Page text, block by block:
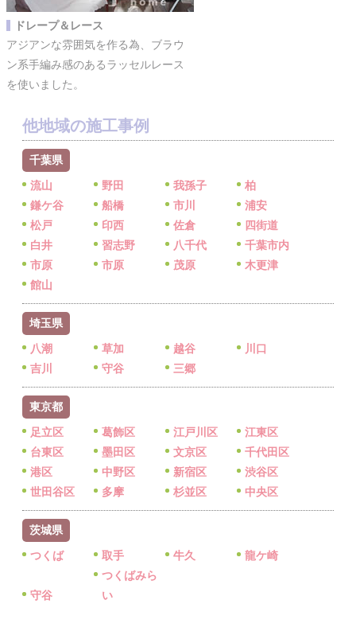
ドレープ＆レース
アジアンな雰囲気を作る為、ブラウ
ン系手編み感のあるラッセルレース
を使いました。
他地域の施工事例
千葉県
流山
野田 我孫子
柏
鎌ケ谷
船橋 市川
浦安
松戸
印西 佐倉
四街道
白井
習志野 八千代
千葉市内
市原
市原 茂原
木更津
館山
埼玉県
八潮
草加 越谷
川口
吉川
守谷 三郷
東京都
足立区
葛飾区 江戸川区
江東区
台東区
墨田区 文京区
千代田区
港区
中野区 新宿区
渋谷区
世田谷区
多摩 杉並区 中央区
茨城県
つくば
取手 牛久 龍ケ崎
守谷
つくばみら
い